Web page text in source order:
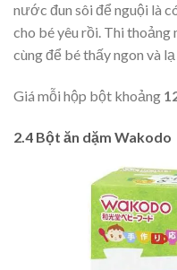
nước đun sôi để nguội là
cho bé yêu rồi. Thi thoảng
cùng để bé thấy ngon và
Giá mỗi hộp bột khoảng
2.4 Bột ăn dặm Wakodo